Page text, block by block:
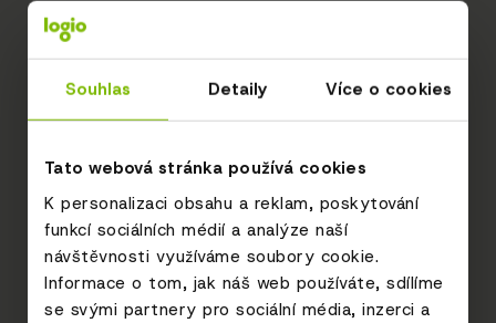
Souhlas Detaily Více o cookies
Tato webová stránka používá cookies
K personalizaci obsahu a reklam, poskytování
funkcí sociálních médií a analýze naší
návštěvnosti využíváme soubory cookie.
Informace o tom, jak náš web používáte, sdílíme
se svými partnery pro sociální média, inzerci a